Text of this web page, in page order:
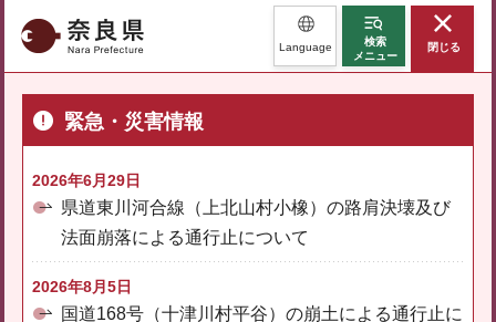
奈良県 Language
検索
メニュー
閉じる
緊急・災害情報
2026年6月29日
県道東川河合線（上北山村小橡）の路肩決壊及び
法面崩落による通行止について
2026年8月5日
国道168号（十津川村平谷）の崩土による通行止に